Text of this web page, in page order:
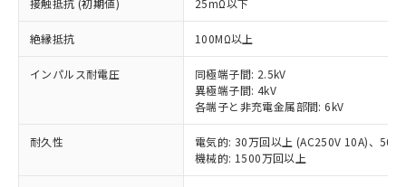
接触抵抗 (初期値) 25mΩ以下
絶縁抵抗 100MΩ以上
インパルス耐電圧
同極端子間: 2.5kV
異極端子間: 4kV
各端子と非充電金属部間: 6kV
耐久性
電気的: 30万回以上 (AC250V 10A)、50
機械的: 1500万回以上
対応済み：EU RoHS指令（10物質）の
非含有に対応した製品が提供可能な商品で
対応予定：EU RoHS指令（10物質）の非含
有に対応した製品に切り替える予定のある
対応予定なし：EU RoHS指令（10物質）の